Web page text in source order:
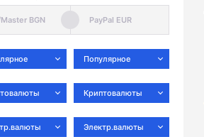
Популярное
Криптовалюты
Электр.валюты